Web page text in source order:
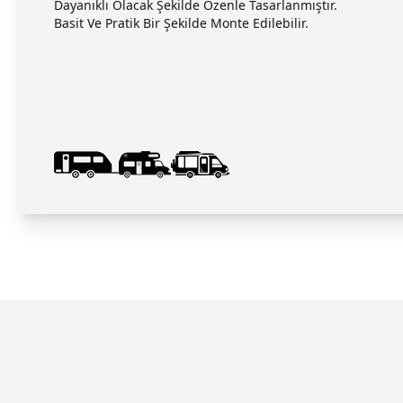
Dayanıklı Olacak Şekilde Özenle Tasarlanmıştır.
Basit Ve Pratik Bir Şekilde Monte Edilebilir.